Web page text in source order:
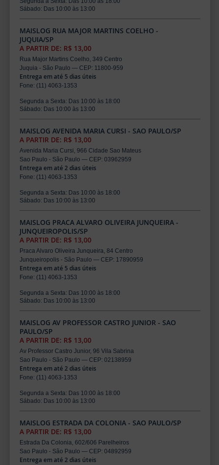
Sábado: Das 10:00 às 13:00
MAISLOG RUA MAJOR MARTINS COELHO -
JUQUIA/SP
A PARTIR DE: R$ 13,00
Rua Major Martins Coelho, 349 Centro
Juquia - São Paulo — CEP: 11800-959
Entrega em até 5 dias úteis
Fone: (11) 4063-1353
Segunda a Sexta: Das 10:00 às 18:00
Sábado: Das 10:00 às 13:00
MAISLOG AVENIDA MARIA CURSI - SAO PAULO/SP
A PARTIR DE: R$ 13,00
Avenida Maria Cursi, 966 Cidade Sao Mateus
Sao Paulo - São Paulo — CEP: 03962959
Entrega em até 2 dias úteis
Fone: (11) 4063-1353
Segunda a Sexta: Das 10:00 às 18:00
Sábado: Das 10:00 às 13:00
MAISLOG PRACA ALVARO OLIVEIRA JUNQUEIRA -
JUNQUEIROPOLIS/SP
A PARTIR DE: R$ 13,00
Praca Alvaro Oliveira Junqueira, 84 Centro
Junqueiropolis - São Paulo — CEP: 17890959
Entrega em até 5 dias úteis
Fone: (11) 4063-1353
Segunda a Sexta: Das 10:00 às 18:00
Sábado: Das 10:00 às 13:00
MAISLOG AV PROFESSOR CASTRO JUNIOR - SAO
PAULO/SP
A PARTIR DE: R$ 13,00
Av Professor Castro Junior, 96 Vila Sabrina
Sao Paulo - São Paulo — CEP: 02138959
Entrega em até 2 dias úteis
Fone: (11) 4063-1353
Segunda a Sexta: Das 10:00 às 18:00
Sábado: Das 10:00 às 13:00
MAISLOG ESTRADA DA COLONIA - SAO PAULO/SP
A PARTIR DE: R$ 13,00
Estrada Da Colonia, 602/606 Parelheiros
Sao Paulo - São Paulo — CEP: 04892959
Entrega em até 2 dias úteis